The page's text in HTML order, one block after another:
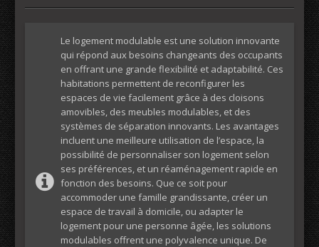
Le logement modulable est une solution innovante
qui répond aux besoins changeants des occupants
en offrant une grande flexibilité et adaptabilité. Ces
habitations permettent de reconfigurer les
espaces de vie facilement grâce à des cloisons
amovibles, des meubles modulables, et des
systèmes de séparation innovants. Les avantages
incluent une meilleure utilisation de l’espace, la
possibilité de personnaliser son logement selon
ses préférences, et un réaménagement rapide en
fonction des besoins. Que ce soit pour
accommoder une famille grandissante, créer un
espace de travail à domicile, ou adapter le
logement pour une personne âgée, les solutions
modulables offrent une polyvalence unique. De